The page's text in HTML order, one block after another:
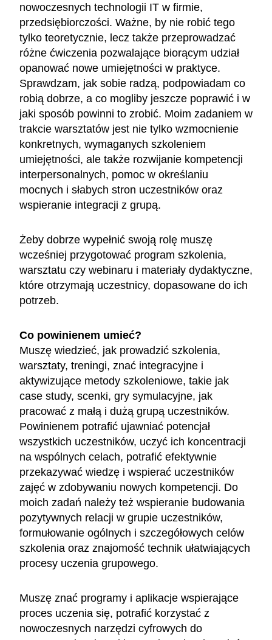
nowoczesnych technologii IT w firmie,
przedsiębiorczości. Ważne, by nie robić tego
tylko teoretycznie, lecz także przeprowadzać
różne ćwiczenia pozwalające biorącym udział
opanować nowe umiejętności w praktyce.
Sprawdzam, jak sobie radzą, podpowiadam co
robią dobrze, a co mogliby jeszcze poprawić i w
jaki sposób powinni to zrobić. Moim zadaniem w
trakcie warsztatów jest nie tylko wzmocnienie
konkretnych, wymaganych szkoleniem
umiejętności, ale także rozwijanie kompetencji
interpersonalnych, pomoc w określaniu
mocnych i słabych stron uczestników oraz
wspieranie integracji z grupą.
Żeby dobrze wypełnić swoją rolę muszę
wcześniej przygotować program szkolenia,
warsztatu czy webinaru i materiały dydaktyczne,
które otrzymają uczestnicy, dopasowane do ich
potrzeb.
Co powinienem umieć?
Muszę wiedzieć, jak prowadzić szkolenia,
warsztaty, treningi, znać integracyjne i
aktywizujące metody szkoleniowe, takie jak
case study, scenki, gry symulacyjne, jak
pracować z małą i dużą grupą uczestników.
Powinienem potrafić ujawniać potencjał
wszystkich uczestników, uczyć ich koncentracji
na wspólnych celach, potrafić efektywnie
przekazywać wiedzę i wspierać uczestników
zajęć w zdobywaniu nowych kompetencji. Do
moich zadań należy też wspieranie budowania
pozytywnych relacji w grupie uczestników,
formułowanie ogólnych i szczegółowych celów
szkolenia oraz znajomość technik ułatwiających
procesy uczenia grupowego.
Muszę znać programy i aplikacje wspierające
proces uczenia się, potrafić korzystać z
nowoczesnych narzędzi cyfrowych do